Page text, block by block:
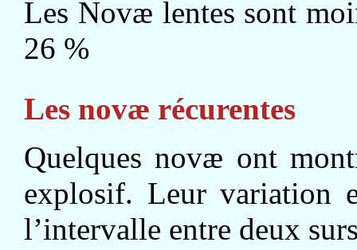
Les Novæ lentes sont
26 %
Les novæ récurentes
Quelques novæ ont
explosif. Leur variation
l’intervalle entre deux